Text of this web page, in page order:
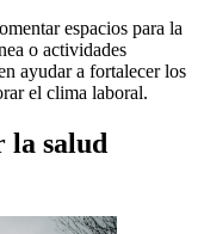
espacios para la
o actividades
ayudar a fortalecer los
el clima laboral.
la salud